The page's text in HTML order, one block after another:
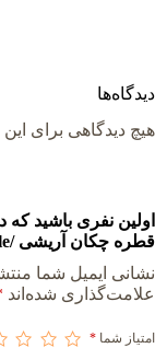
دیدگاه‌ها
هیچ دیدگاهی برای
اولین نفری باشید
قطره چکان آریشی /Dropper bottle کد 47774”
نشانی ایمیل شما
علامت‌گذاری شده‌اند
امتیاز شما *